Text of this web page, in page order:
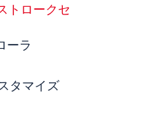
トロークセ
ーラ
タマイズ